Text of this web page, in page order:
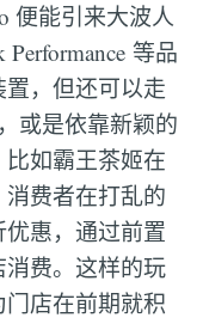
便能引来大波人
等品
，但还可以走
或是依靠新颖的
如霸王茶姬在
费者在打乱的
惠，通过前置
费。这样的玩
店在前期就积